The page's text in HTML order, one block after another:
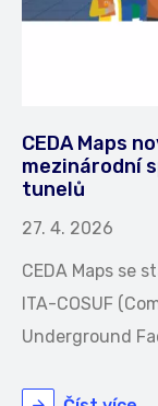
CEDA Maps
mezinárodní
tunelů
27. 4. 2026
CEDA Maps se
ITA-COSUF
Underground